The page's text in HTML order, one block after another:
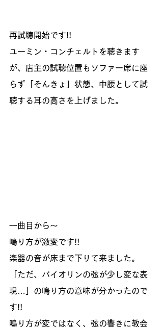
再試聴開始です!!
ユーミン・コンチェルトを聴きます
が、店主の試聴位置もソファー席に座
らず「そんきょ」状態、中腰として試
聴する耳の高さを上げました。
一曲目から～
鳴り方が激変です!!
楽器の音が床まで下りて来ました。
「ただ、バイオリンの弦が少し変な表
現…」の鳴り方の意味が分かったので
す!!
鳴り方が変ではなく、弦の響きに教会